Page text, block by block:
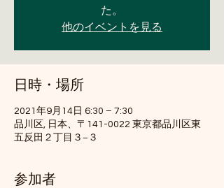
た。
他のイベントを見る
日時・場所
2021年9月14日 6:30 – 7:30
品川区, 日本、〒141-0022 東京都品川区東
五反田２丁目３−３
参加者